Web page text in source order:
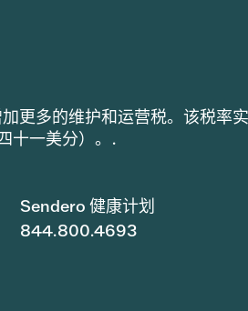
更多的维护和运营税。该税率
十一美分）。.
Sendero 健康计划
844.800.4693